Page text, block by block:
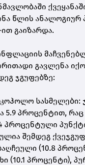
წლის ანალოგიურ
გაიზარდა.
გავლენა
ჯგუფებზე:
სასმელები:
5.9 პროცენტით,
პროცენტული
შემდეგ
(10.8
(10.1 პროცენტი),